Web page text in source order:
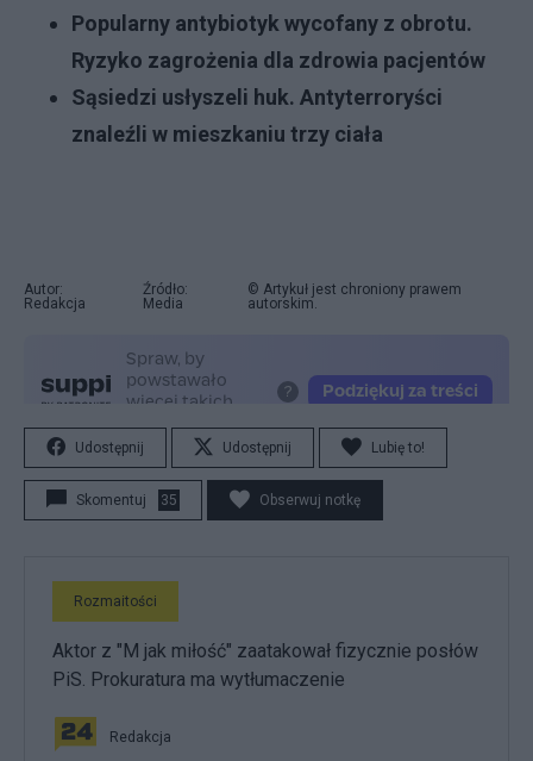
Popularny antybiotyk wycofany z obrotu.
Ryzyko zagrożenia dla zdrowia pacjentów
Sąsiedzi usłyszeli huk. Antyterroryści
znaleźli w mieszkaniu trzy ciała
Autor:
Redakcja
Źródło:
Media
© Artykuł jest chroniony prawem
autorskim.
Udostępnij Udostępnij Lubię to!
Skomentuj 35 Obserwuj notkę
Rozmaitości
Aktor z "M jak miłość" zaatakował fizycznie posłów
PiS. Prokuratura ma wytłumaczenie
Redakcja